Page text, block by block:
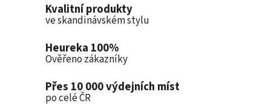
Kvalitní produkty
ve skandinávském stylu
Heureka 100%
Ověřeno zákazníky
Přes 10 000 výdejních míst
po celé ČR